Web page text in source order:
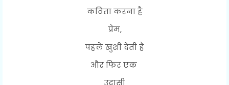
कविता करना है
प्रेम,
पहले खुशी देती है
और फिर एक
उदासी